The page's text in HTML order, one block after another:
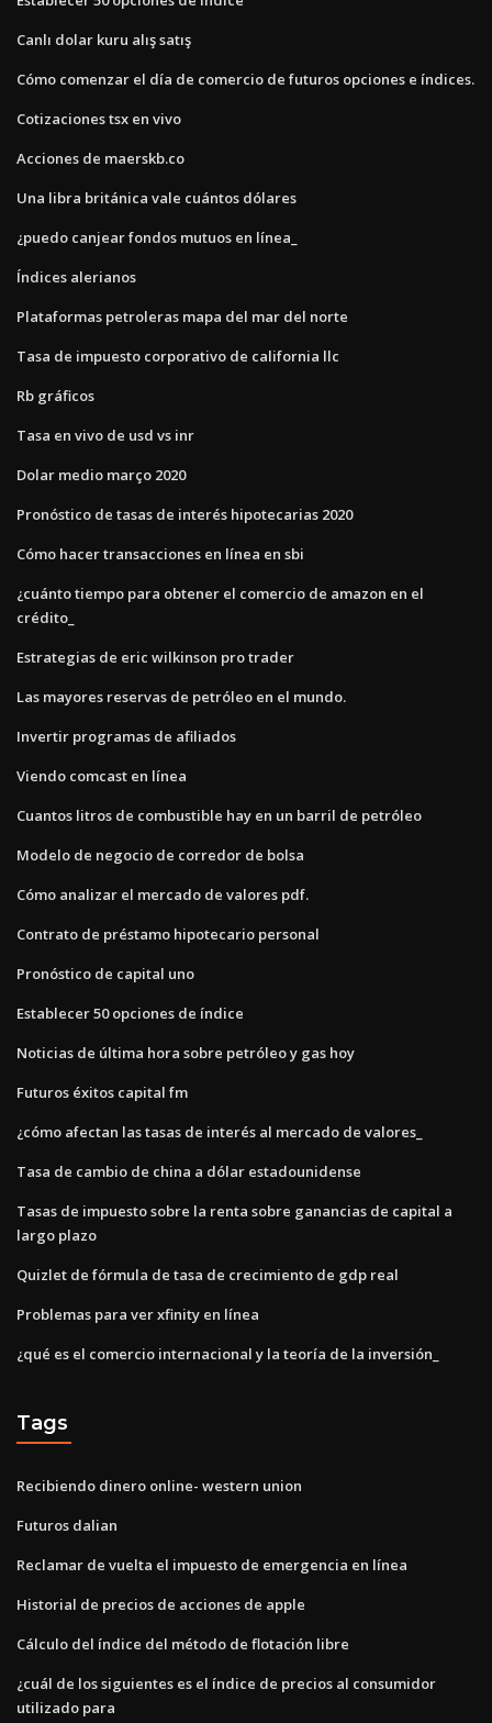
Canlı dolar kuru alış satış
Cómo comenzar el día de comercio de futuros opciones e índices.
Cotizaciones tsx en vivo
Acciones de maerskb.co
Una libra británica vale cuántos dólares
¿puedo canjear fondos mutuos en línea_
Índices alerianos
Plataformas petroleras mapa del mar del norte
Tasa de impuesto corporativo de california llc
Rb gráficos
Tasa en vivo de usd vs inr
Dolar medio março 2020
Pronóstico de tasas de interés hipotecarias 2020
Cómo hacer transacciones en línea en sbi
¿cuánto tiempo para obtener el comercio de amazon en el
crédito_
Estrategias de eric wilkinson pro trader
Las mayores reservas de petróleo en el mundo.
Invertir programas de afiliados
Viendo comcast en línea
Cuantos litros de combustible hay en un barril de petróleo
Modelo de negocio de corredor de bolsa
Cómo analizar el mercado de valores pdf.
Contrato de préstamo hipotecario personal
Pronóstico de capital uno
Establecer 50 opciones de índice
Noticias de última hora sobre petróleo y gas hoy
Futuros éxitos capital fm
¿cómo afectan las tasas de interés al mercado de valores_
Tasa de cambio de china a dólar estadounidense
Tasas de impuesto sobre la renta sobre ganancias de capital a
largo plazo
Quizlet de fórmula de tasa de crecimiento de gdp real
Problemas para ver xfinity en línea
¿qué es el comercio internacional y la teoría de la inversión_
Tags
Recibiendo dinero online- western union
Futuros dalian
Reclamar de vuelta el impuesto de emergencia en línea
Historial de precios de acciones de apple
Cálculo del índice del método de flotación libre
¿cuál de los siguientes es el índice de precios al consumidor
utilizado para